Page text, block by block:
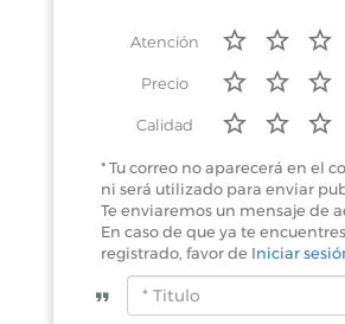
Atención
Precio
Calidad
* Tu correo no aparecerá en el
ni será utilizado para enviar
Te enviaremos un mensaje de
En caso de que ya te encuentres
registrado, favor de Iniciar